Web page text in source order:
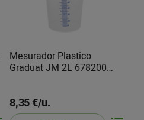
Mesurador Plastico
Graduat JM 2L 678200
8,35 €/u.